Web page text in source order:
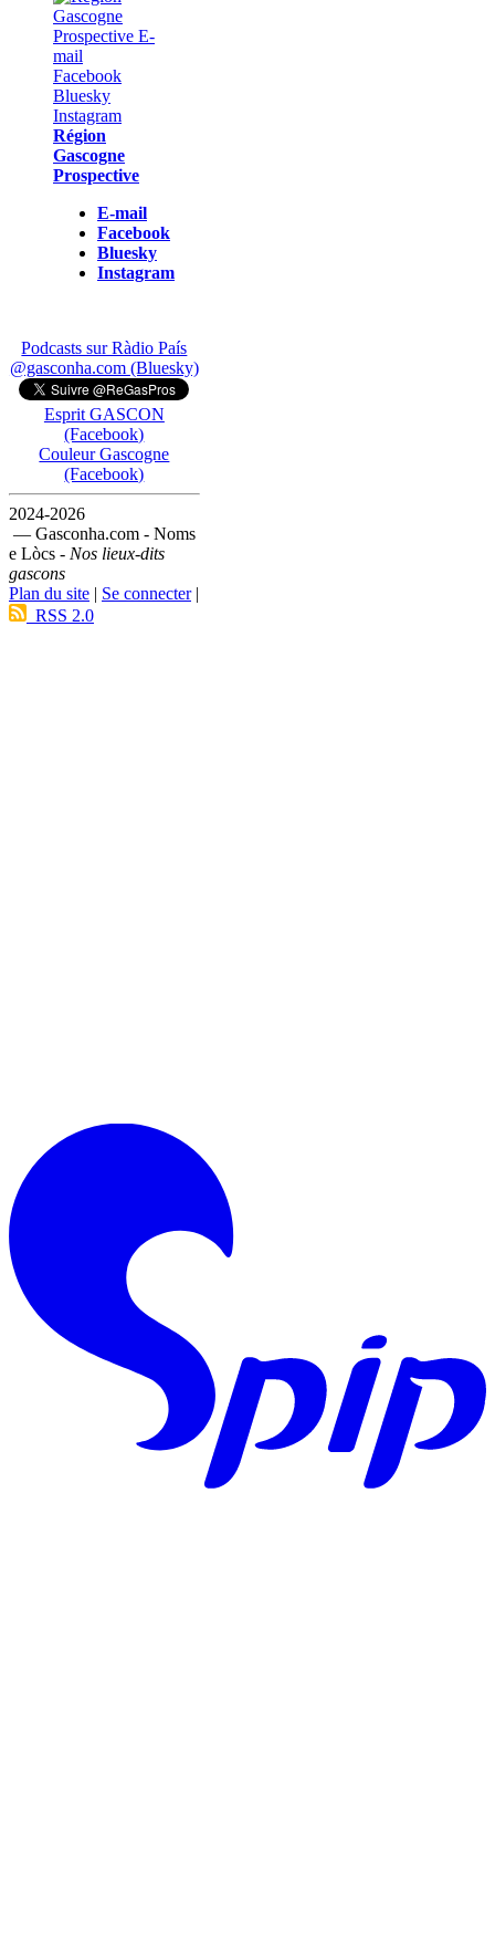
Région
Gascogne
Prospective
E-mail
Facebook
Bluesky
Instagram
Podcasts sur Ràdio País
@gasconha.com (Bluesky)
Esprit GASCON
(Facebook)
Couleur Gascogne
(Facebook)
2024-2026
— Gasconha.com - Noms
e Lòcs - Nos lieux-dits
gascons
Plan du site | Se connecter|
RSS 2.0